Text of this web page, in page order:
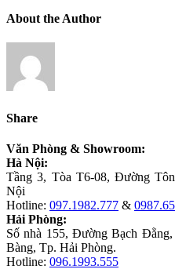
About the Author
Share
Văn Phòng & Showroom:
Hà Nội:
Tầng 3, Tòa T6-08, Đường
Nội
Hotline: 097.1982.777 &
Hải Phòng:
Số nhà 155, Đường Bạch
Bàng, Tp. Hải Phòng.
Hotline: 096.1993.555